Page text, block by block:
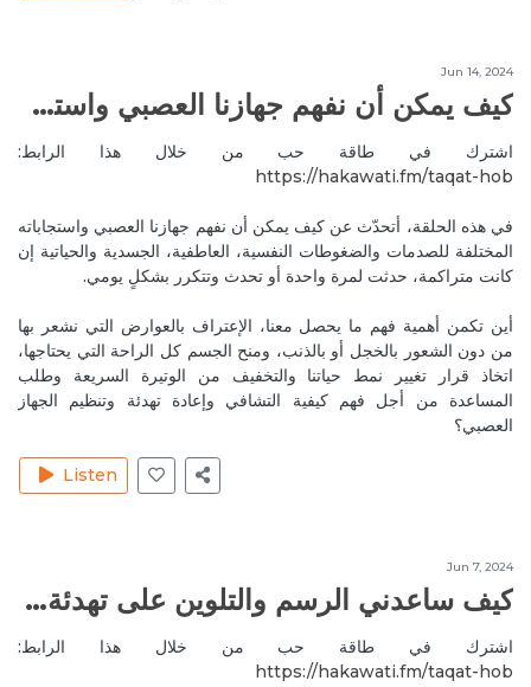
Jul 12, 2020
Amazing episode
Reply
MireilleeH Jul 14, 2020
Thank you. Glad you loved it 🙏💜
قوة الأفكار والعبارات وحسن اختيارها Reply
SylvanaJ Jul 17, 2020
Hi, interesting subject. Can Soraya help us to choose
the adequate stone for us to have an accessory ?
Reply
MireilleeH
SylvanaJ Jul 17, 2020
If so how and where can we get in contact with her?
thank you
Jun 14, 2024
كيف يمكن أن نفهم جهازنا العصبي واستجاباته المختلفة للصدمات والضغوطات؟
اشترك في طاقة حب من خلال هذا الرابط:
https://hakawati.fm/taqat-hob‬
في هذه الحلقة، أتحدّث عن كيف يمكن أن نفهم جهازنا العصبي واستجاباته
المختلفة للصدمات والضغوطات النفسية، العاطفية، الجسدية والحياتية إن
كانت متراكمة، حدثت لمرة واحدة أو تحدث وتتكرر بشكلٍ يومي.
أين تكمن أهمية فهم ما يحصل معنا، الإعتراف بالعوارض التي نشعر بها
من دون الشعور بالخجل أو بالذنب، ومنح الجسم كل الراحة التي يحتاجها،
اتخاذ قرار تغيير نمط حياتنا والتخفيف من الوتيرة السريعة وطلب
المساعدة من أجل فهم كيفية التشافي وإعادة تهدئة وتنظيم الجهاز
العصبي؟
Listen
Jun 7, 2024
كيف ساعدني الرسم والتلوين على تهدئة جهازي العصبي وفهم قلقي؟
اشترك في طاقة حب من خلال هذا الرابط:
https://hakawati.fm/taqat-hob‬